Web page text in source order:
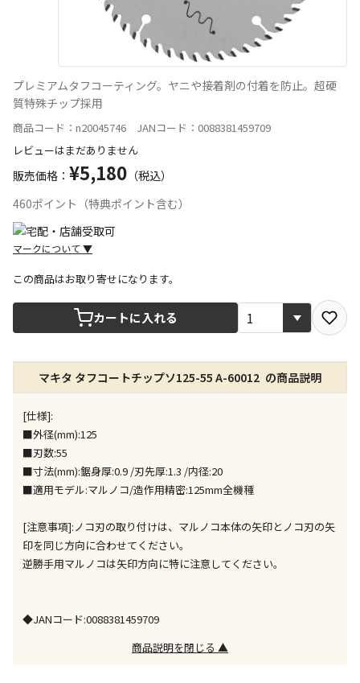
プレミアムタフコーティング。ヤニや接着剤の付着を防止。超硬
質特殊チップ採用
商品コード：n20045746 JANコード：0088381459709
レビューはまだありません
販売価格： ¥5,180 （税込）
460ポイント（特典ポイント含む）
マークについて ▼
宅配や店舗受取を選択できる商品です
店舗のみで受取できる商品です（宅配便でのお届けが
できません）
※同時購入の商品は、全て同じ店舗での受取となりま
特定の店舗のみで受取ができる商品です（宅配便での
※同時購入の商品は、全て同じ店舗での受取となりま
す
委託業者によりお届けする商品です
※ほか商品との同時購入はできません。お手数です
が、ご購入手続きを分けてお買い求めください
※支払い方法の代金引換は選択できません。
宅配のみでお届けする商品です（店舗受取は選択でき
※「宅配・店舗受取」「宅配のみ」マークの商品のみ
この商品はお取り寄せになります。
カートに入れる
マキタ タフコートチップソ125-55 A-60012 の商品説明
[仕様]:
■外径(mm):125
■刃数:55
■寸法(mm):鋸身厚:0.9 /刃先厚:1.3 /内径:20
■適用モデル:マルノコ/造作用精密:125mm全機種
[注意事項]:ノコ刃の取り付けは、マルノコ本体の矢印とノコ刃の矢
印を同じ方向に合わせてください。
逆勝手用マルノコは矢印方向に特に注意してください。
◆JANコード:0088381459709
商品説明を閉じる ▲